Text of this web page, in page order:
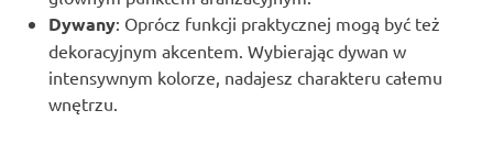
Dywany: Oprócz funkcji praktycznej mogą być też
dekoracyjnym akcentem. Wybierając dywan w
intensywnym kolorze, nadajesz charakteru całemu
wnętrzu.